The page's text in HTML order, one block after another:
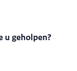
u geholpen?